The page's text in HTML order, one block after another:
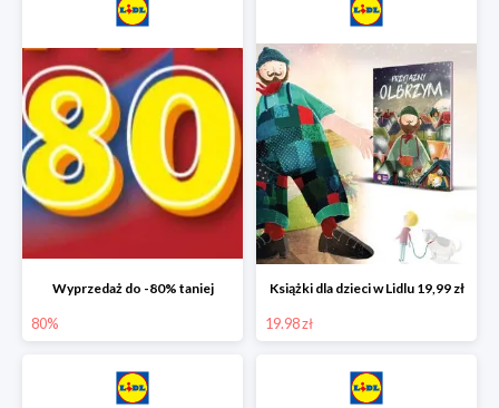
Wyprzedaż do -80% taniej
80%
Książki dla dzieci w Lidlu 19,99 zł
19.98 zł